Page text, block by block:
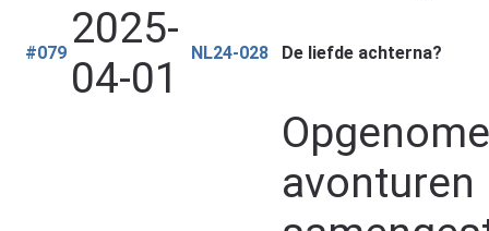
#079 2025-
04-01
NL24-028 De liefde achterna?
avonturen